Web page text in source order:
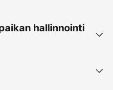
hallinnointi